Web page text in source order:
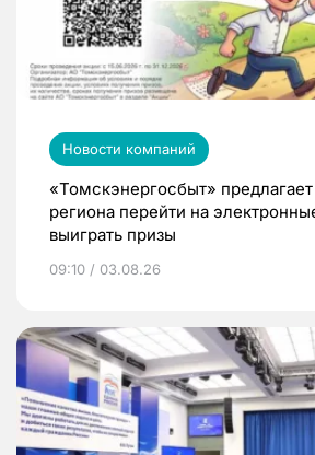
Новости компаний
«Томскэнергосбыт»
региона перейти на
выиграть призы
09:10 / 03.08.26